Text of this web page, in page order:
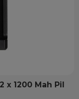
x 1200 Mah Pil